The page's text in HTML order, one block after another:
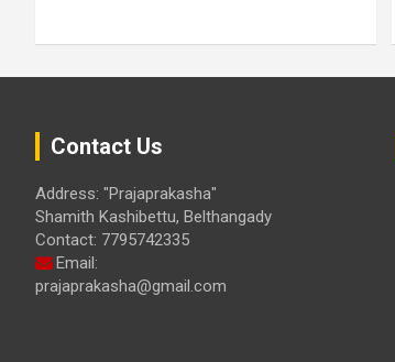
Contact Us
Address: "Prajaprakasha"
Shamith Kashibettu, Belthangady
Contact: 7795742335
Email:
prajaprakasha@gmail.com